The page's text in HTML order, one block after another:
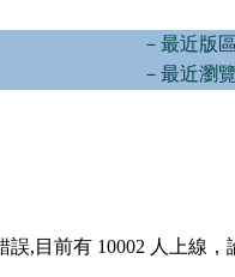
－最近版
－最近瀏
誤,目前有 10002 人上線